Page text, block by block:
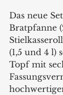
Das neue
Bratpfanne
(1,5 und 4 l)
Topf mit